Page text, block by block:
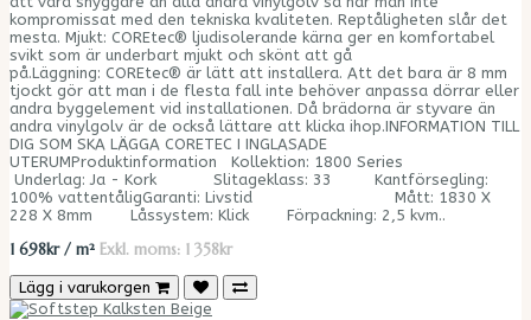
kompromissat med den tekniska kvaliteten. Reptåligheten slår det
mesta. Mjukt: COREtec® ljudisolerande kärna ger en komfortabel
svikt som är underbart mjukt och skönt att gå
på.Läggning: COREtec® är lätt att installera. Att det bara är 8 mm
tjockt gör att man i de flesta fall inte behöver anpassa dörrar eller
andra byggelement vid installationen. Då brädorna är styvare än
andra vinylgolv är de också lättare att klicka ihop.INFORMATION TILL
DIG SOM SKA LÄGGA CORETEC I INGLASADE
UTERUMProduktinformation Kollektion: 1800 Series
Underlag: Ja - Kork Slitageklass: 33 Kantförsegling:
100% vattentåligGaranti: Livstid Mått: 1830 X
228 X 8mm Låssystem: Klick Förpackning: 2,5 kvm..
1 698kr / m² Exkl. moms: 1 358kr
Lägg i varukorgen